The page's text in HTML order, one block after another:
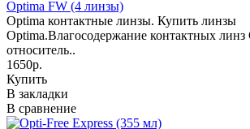
Optima FW (4 линзы)
Optima контактные линзы. Купить линзы
Optima.Влагосодержание контактных линз
относитель..
1650р.
Купить
В закладки
В сравнение